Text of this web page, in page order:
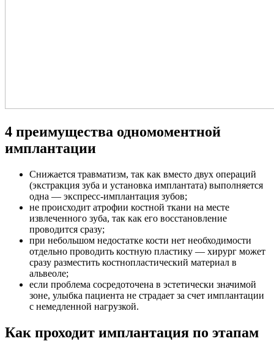
4 преимущества одномоментной
имплантации
Снижается травматизм, так как вместо двух операций
(экстракция зуба и установка имплантата) выполняется
одна — экспресс-имплантация зубов;
не происходит атрофии костной ткани на месте
извлеченного зуба, так как его восстановление
проводится сразу;
при небольшом недостатке кости нет необходимости
отдельно проводить костную пластику — хирург может
сразу разместить костнопластический материал в
альвеоле;
если проблема сосредоточена в эстетически значимой
зоне, улыбка пациента не страдает за счет имплантации
с немедленной нагрузкой.
Как проходит имплантация по этапам